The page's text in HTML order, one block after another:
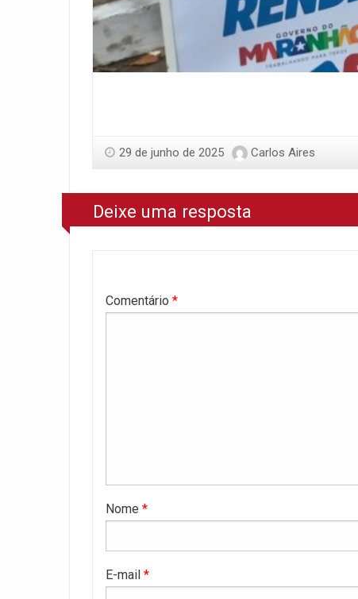
29 de junho de 2025 Carlos Aires
Deixe uma resposta
Comentário *
Nome *
E-mail *